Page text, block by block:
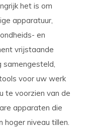
het is om
apparatuur,
en
vrijstaande
voor uw werk
te voorzien van de
apparaten die
hoger niveau tillen.